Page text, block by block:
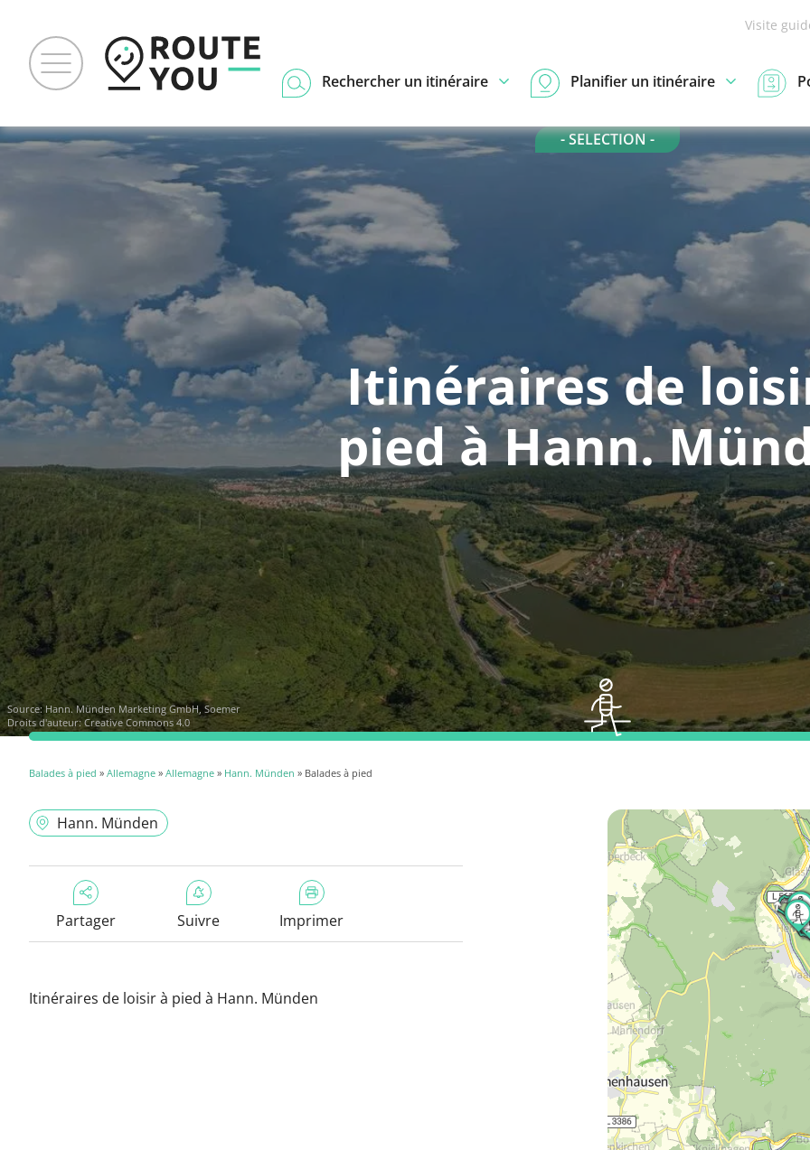
Visite
Rechercher un itinéraire Planifier un itinéraire
- SELECTION -
Itinéraires de
pied à Hann.
Source:Hann. Münden Marketing GmbH, Soemer
Droits d'auteur: Creative Commons 4.0
Balades à pied » Allemagne » Allemagne » Hann. Münden » Balades à pied
Hann. Münden
Partager Suivre Imprimer
Itinéraires de loisir à pied à Hann. Münden